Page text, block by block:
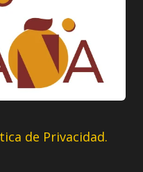
de Privacidad.